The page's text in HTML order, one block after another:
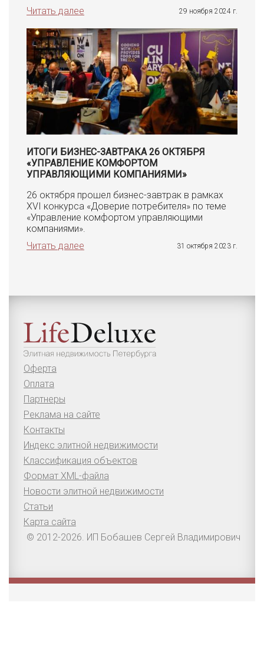
Читать далее
29 ноября 2024 г.
ИТОГИ БИЗНЕС-ЗАВТРАКА 26 ОКТЯБРЯ
«УПРАВЛЕНИЕ КОМФОРТОМ
УПРАВЛЯЮЩИМИ КОМПАНИЯМИ»
26 октября прошел бизнес-завтрак в рамках
XVI конкурса «Доверие потребителя» по теме
«Управление комфортом управляющими
компаниями».
Читать далее
31 октября 2023 г.
Оферта
Оплата
Партнеры
Реклама на сайте
Контакты
Индекс элитной недвижимости
Классификация объектов
Формат XML-файла
Новости элитной недвижимости
Статьи
Карта сайта
© 2012-2026. ИП Бобашев Сергей Владимирович